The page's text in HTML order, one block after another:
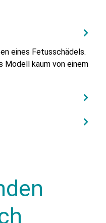
eines Fetusschädels.
Modell kaum von einem